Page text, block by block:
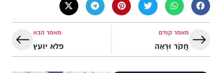
מאמר קודם
חֲקֹר וּרְאֵה
מאמר הבא
פלא יועץ